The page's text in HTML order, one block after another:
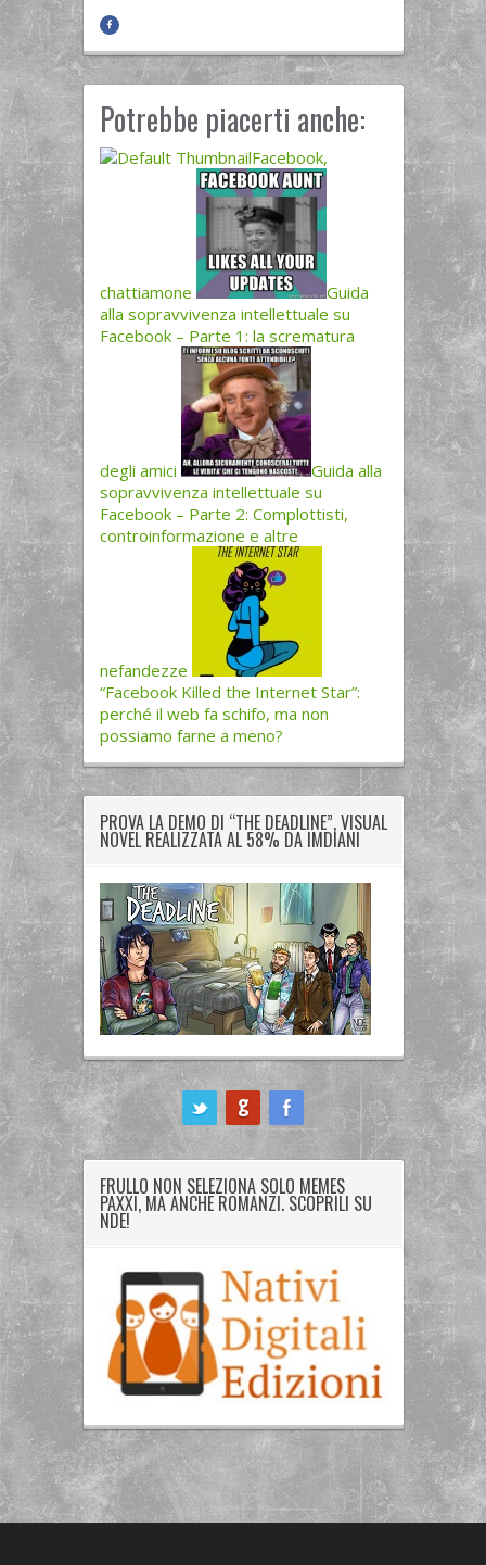
Potrebbe piacerti anche:
Facebook,
chattiamone
Guida
alla sopravvivenza intellettuale su
Facebook – Parte 1: la scrematura
degli amici
Guida alla
sopravvivenza intellettuale su
Facebook – Parte 2: Complottisti,
controinformazione e altre
nefandezze
“Facebook Killed the Internet Star”:
perché il web fa schifo, ma non
possiamo farne a meno?
PROVA LA DEMO DI “THE DEADLINE”, VISUAL
NOVEL REALIZZATA AL 58% DA IMDIANI
FRULLO NON SELEZIONA SOLO MEMES
PAXXI, MA ANCHE ROMANZI. SCOPRILI SU
NDE!